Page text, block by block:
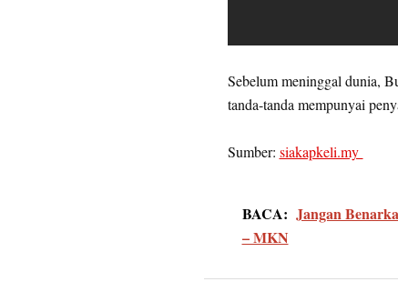
Sebelum meninggal dunia,
tanda-tanda mempunyai
Sumber: siakapkeli.my
BACA: Jangan
– MKN